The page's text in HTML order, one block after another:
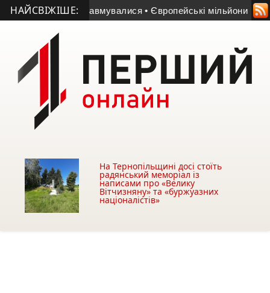
НАЙСВІЖІШЕ:
людей травмувалися • Європейські мільйони
На Тернопільщині досі стоїть
радянський меморіал із
написами про «Велику
Вітчизняну» та «буржуазних
націоналістів»